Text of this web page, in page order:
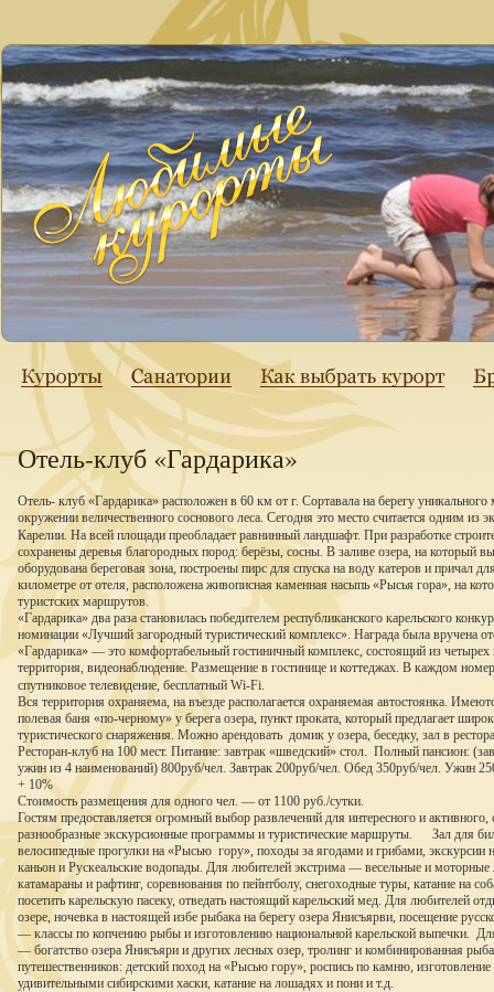
Отель-клуб «Гардарика»
Отель- клуб «Гардарика» расположен в 60 км от г. Сортавала на берегу
окружении величественного соснового леса. Сегодня это место считается одним из
Карелии. На всей площади преобладает равнинный ландшафт. При разработке
сохранены деревья благородных пород: берёзы, сосны. В заливе озера, на который
оборудована береговая зона, построены пирс для спуска на воду катеров и причал
километре от отеля, расположена живописная каменная насыпь «Рысья гора», на
туристских маршрутов.
«Гардарика» два раза становилась победителем республиканского карельского
номинации «Лучший загородный туристический комплекс». Награда была вручена
«Гардарика» — это комфортабельный гостиничный комплекс, состоящий из
территория, видеонаблюдение. Размещение в гостинице и коттеджах. В каждом
спутниковое телевидение, бесплатный Wi-Fi.
Вся территория охраняема, на въезде располагается охраняемая автостоянка.
полевая баня «по-черному» у берега озера, пункт проката, который предлагает
туристического снаряжения. Можно арендовать домик у озера, беседку, зал в
Ресторан-клуб на 100 мест. Питание: завтрак «шведский» стол. Полный пансион:
ужин из 4 наименований) 800руб/чел. Завтрак 200руб/чел. Обед 350руб/чел. Ужин
+ 10%
Стоимость размещения для одного чел. — от 1100 руб./сутки.
Гостям предоставляется огромный выбор развлечений для интересного и
разнообразные экскурсионные программы и туристические маршруты. Зал для
велосипедные прогулки на «Рысью гору», походы за ягодами и грибами,
каньон и Рускеальские водопады. Для любителей экстрима — весельные и
катамараны и рафтинг, соревнования по пейнтболу, снегоходные туры, катание на
посетить карельскую пасеку, отведать настоящий карельский мед. Для любителей
озере, ночевка в настоящей избе рыбака на берегу озера Янисъярви, посещение
— классы по копчению рыбы и изготовлению национальной карельской выпечки.
— богатство озера Янисъяри и других лесных озер, тролинг и комбинированная
путешественников: детский поход на «Рысью гору», роспись по камню,
удивительными сибирскими хаски, катание на лошадях и пони и т.д.